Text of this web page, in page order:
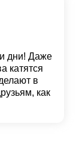
дни! Даже
катятся
в
как